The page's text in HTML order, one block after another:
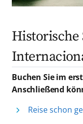
Historische
Buchen Sie im
Anschließend
Reise schon